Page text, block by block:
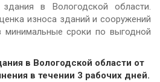
в Вологодской области.
износа зданий и сооружений
минимальные сроки по выгодной
в Вологодской области от
в течении 3 рабочих дней.